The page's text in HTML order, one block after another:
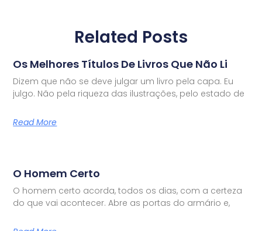
Related Posts
Os Melhores Títulos De Livros Que Não Li
Dizem que não se deve julgar um livro pela capa. Eu
julgo. Não pela riqueza das ilustrações, pelo estado de
Read More
O Homem Certo
O homem certo acorda, todos os dias, com a certeza
do que vai acontecer. Abre as portas do armário e,